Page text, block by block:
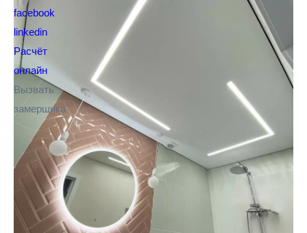
facebook
linkedin
Расчёт
онлайн
Вызвать
замерщика